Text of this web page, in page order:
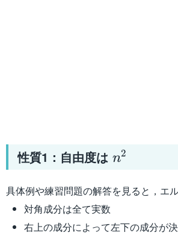
性質1：自由度は n^2
n2
具体例や練習問題の解答を見ると，エ
対角成分は全て実数
右上の成分によって左下の成分が